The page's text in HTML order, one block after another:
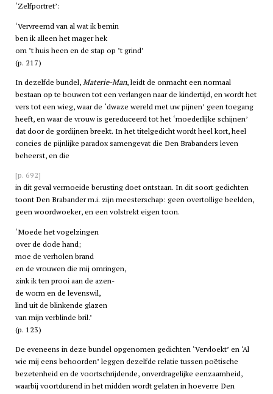
‘Zelfportret’:
‘Vervreemd van al wat ik bemin
ben ik alleen het mager hek
om ’t huis heen en de stap op ’t grind’
(p. 217)
In dezelfde bundel,Materie-Man, leidt de onmacht een normaal
bestaan op te bouwen tot een verlangen naar de kindertijd, en wordt het
vers tot een wieg, waar de ‘dwaze wereld met uw pijnen’ geen toegang
heeft, en waar de vrouw is gereduceerd tot het ‘moederlijke schijnen’
dat door de gordijnen breekt. In het titelgedicht wordt heel kort, heel
concies de pijnlijke paradox samengevat die Den Brabanders leven
beheerst, en die
[p. 692]
in dit geval vermoeide berusting doet ontstaan. In dit soort gedichten
toont Den Brabander m.i. zijn meesterschap: geen overtollige beelden,
geen woordwoeker, en een volstrekt eigen toon.
‘Moede het vogelzingen
over de dode hand;
moe de verholen brand
en de vrouwen die mij omringen,
zink ik ten prooi aan de azen-
de worm en de levenswil,
lind uit de blinkende glazen
van mijn verblinde bril.’
(p. 123)
De eveneens in deze bundel opgenomen gedichten ‘Vervloekt’ en ‘Al
wie mij eens behoorden’ leggen dezelfde relatie tussen poëtische
bezetenheid en de voortschrijdende, onverdragelijke eenzaamheid,
waarbij voortdurend in het midden wordt gelaten in hoeverre Den